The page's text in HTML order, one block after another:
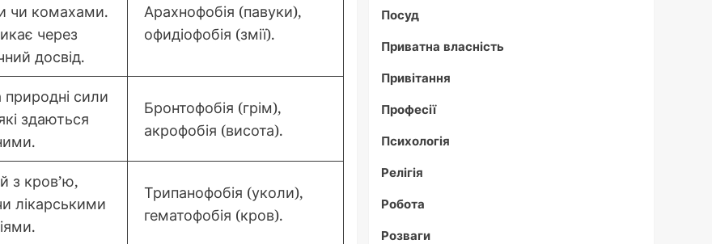
чи комахами.
через
досвід.
Арахнофобія (павуки),
офидіофобія (змії).
природні сили
здаються
Бронтофобія (грім),
акрофобія (висота).
з кров’ю,
лікарськими
Трипанофобія (уколи),
гематофобія (кров).
Посуд
Приватна власність
Привітання
Професії
Психологія
Релігія
Робота
Розваги